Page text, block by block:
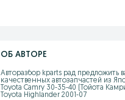
ОБ АВТОРЕ
Авторазбор kparts рад предложить
качественных автозапчастей из
Toyota Camry 30-35-40 (Тойота
Toyota Highlander 2001-07